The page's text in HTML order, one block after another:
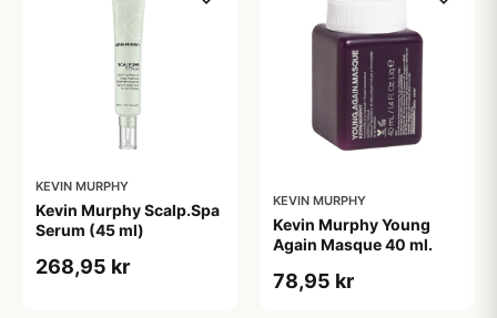
KEVIN MURPHY
Kevin Murphy Scalp.Spa
Serum (45 ml)
268,95 kr
KEVIN MURPHY
Kevin Murphy Young
Again Masque 40 ml.
78,95 kr